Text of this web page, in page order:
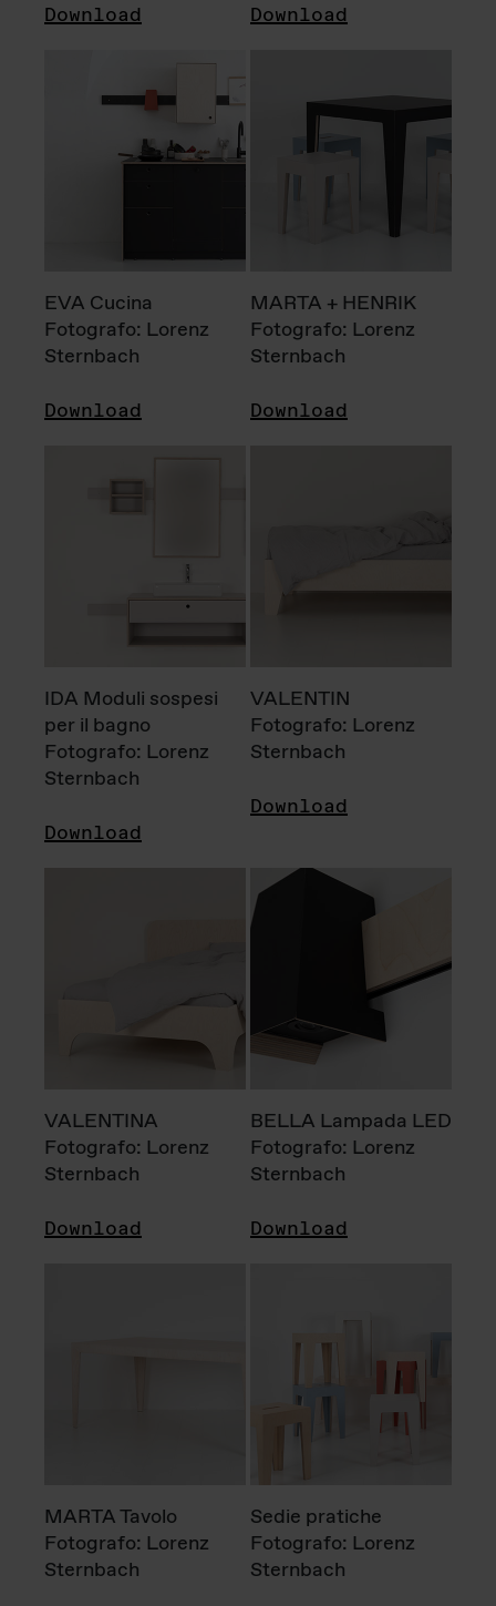
Download Download
EVA Cucina
Fotografo: Lorenz
Sternbach
Download
MARTA + HENRIK
Fotografo: Lorenz
Sternbach
Download
IDA Moduli sospesi
per il bagno
Fotografo: Lorenz
Sternbach
Download
VALENTIN
Fotografo: Lorenz
Sternbach
Download
VALENTINA
Fotografo: Lorenz
Sternbach
Download
BELLA Lampada LED
Fotografo: Lorenz
Sternbach
Download
MARTA Tavolo
Fotografo: Lorenz
Sternbach
Sedie pratiche
Fotografo: Lorenz
Sternbach